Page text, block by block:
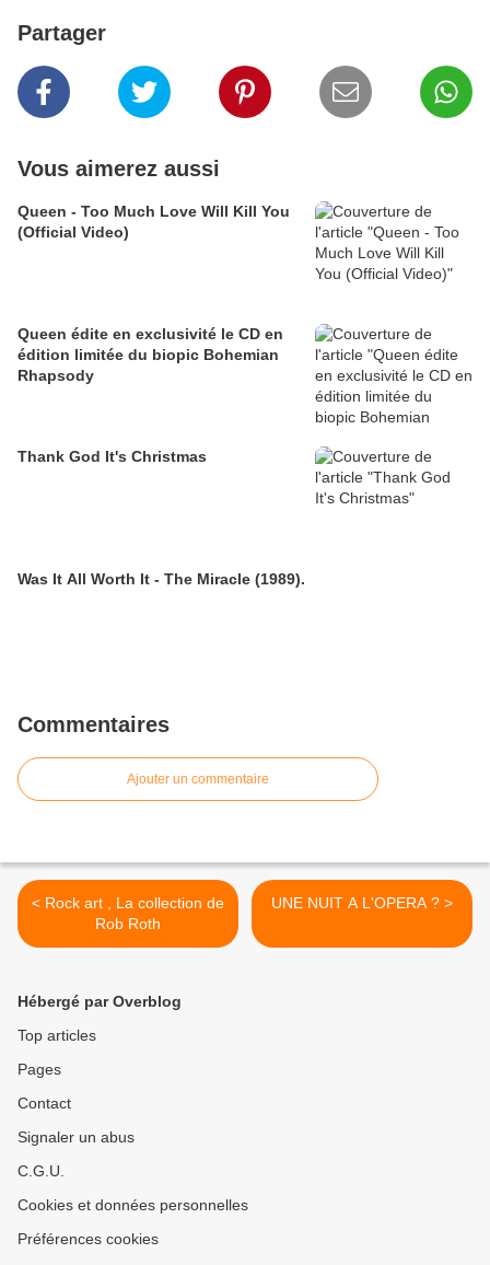
Partager
Vous aimerez aussi
Queen - Too Much Love Will Kill You
(Official Video)
Queen édite en exclusivité le CD en
édition limitée du biopic Bohemian
Rhapsody
Thank God It's Christmas
Was It All Worth It - The Miracle (1989).
Commentaires
Ajouter un commentaire
< Rock art , La collection de
Rob Roth
UNE NUIT A L'OPERA ? >
Hébergé par Overblog
Top articles
Pages
Contact
Signaler un abus
C.G.U.
Cookies et données personnelles
Préférences cookies